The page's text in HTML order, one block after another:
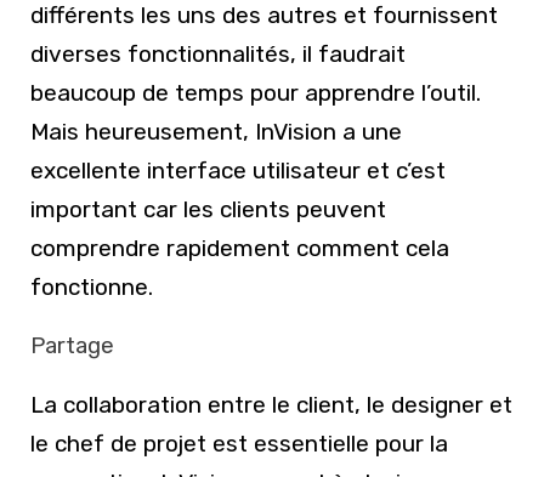
différents les uns des autres et fournissent
diverses fonctionnalités, il faudrait
beaucoup de temps pour apprendre l’outil.
Mais heureusement, InVision a une
excellente interface utilisateur et c’est
important car les clients peuvent
comprendre rapidement comment cela
fonctionne.
Partage
La collaboration entre le client, le designer et
le chef de projet est essentielle pour la